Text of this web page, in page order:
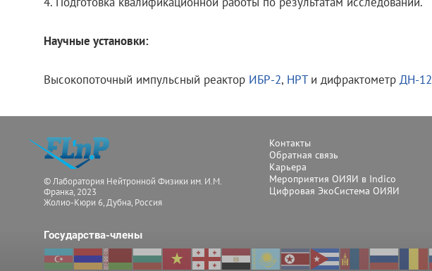
Научные установки:
Высокопоточный импульсный реактор ИБР-2, НРТи дифрактометр ДН-12
© Лаборатория Нейтронной Физики им. И.М.
Франка, 2023
Жолио-Кюри 6, Дубна, Россия
Контакты
Обратная связь
Карьера
Мероприятия ОИЯИ в Indico
Цифровая ЭкоСистема ОИЯИ
Государства-члены